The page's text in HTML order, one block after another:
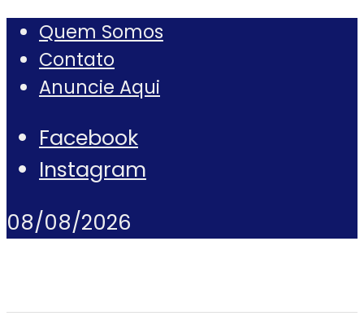
Quem Somos
Contato
Anuncie Aqui
Facebook
Instagram
08/08/2026